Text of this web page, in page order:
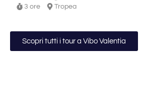
3 ore Tropea
Scopri tutti i tour a Vibo Valentia